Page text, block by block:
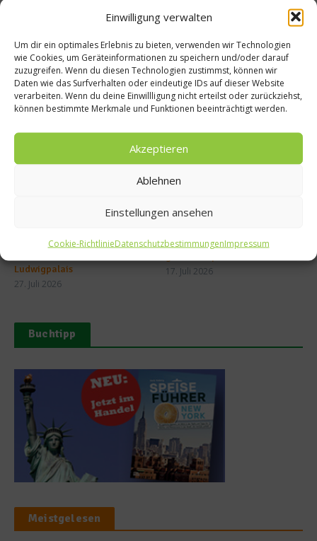
Einwilligung verwalten
Um dir ein optimales Erlebnis zu bieten, verwenden wir Technologien
wie Cookies, um Geräteinformationen zu speichern und/oder darauf
zuzugreifen. Wenn du diesen Technologien zustimmst, können wir
Daten wie das Surfverhalten oder eindeutige IDs auf dieser Website
verarbeiten. Wenn du deine Einwillligung nicht erteilst oder zurückziehst,
können bestimmte Merkmale und Funktionen beeinträchtigt werden.
Akzeptieren
Ablehnen
Einstellungen ansehen
Cookie-RichtlinieDatenschutzbestimmungenImpressum
ey
MAUI eröffnet neue
Ludwigpalais
27. Juli 2026
50 Best Discovery präsentiert
17. Juli 2026
Buchtipp
Meistgelesen